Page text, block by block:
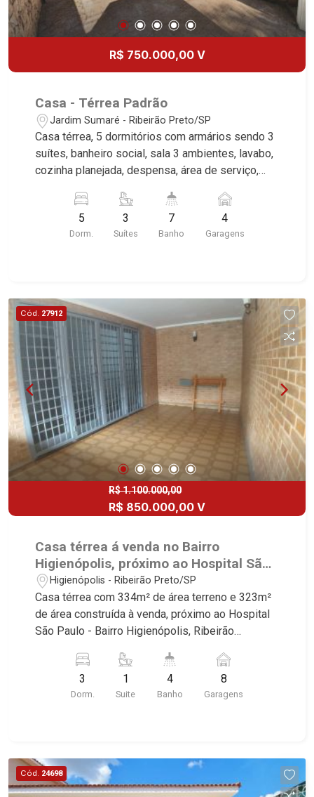
R$ 750.000,00 V
Casa - Térrea Padrão
Jardim Sumaré - Ribeirão Preto/SP
Casa térrea, 5 dormitórios com armários sendo 3
suítes, banheiro social, sala 3 ambientes, lavabo,
cozinha planejada, despensa, área de serviço,
sendo 2 cobertas, excelente localização, próximo
a Avenida Nove de Julho.
5
Dorm.
3
Suítes
7
Banho
4
Garagens
Cód. 27912
R$ 1.100.000,00
R$ 850.000,00 V
Casa térrea á venda no Bairro
Higienópolis, próximo ao Hospital São
Paulo - Ribeirão Preto/SP.
Higienópolis - Ribeirão Preto/SP
Casa térrea com 334m² de área terreno e 323m²
de área construída à venda, próximo ao Hospital
São Paulo - Bairro Higienópolis, Ribeirão
imóvel que a Martinelli Imobiliária selecionou
para você: - 334m² de área terreno e 323m² de
área construída - 3 dormitórios com armários,
serviço - Banheiro de serviço - Porão com 2
salas - Quintal - Corredor lateral - Rico em
3
Dorm.
1
Suite
4
Banho
8
Garagens
Cód. 24698